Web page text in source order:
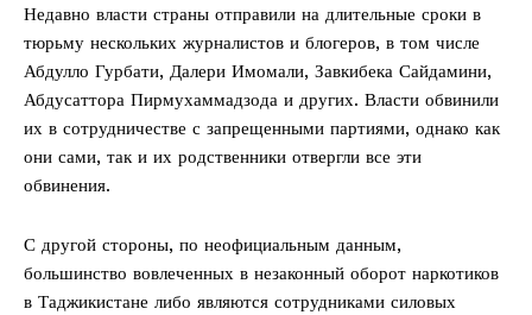
Недавно власти страны отправили на длительные сроки в
тюрьму нескольких журналистов и блогеров, в том числе
Абдулло Гурбати, Далери Имомали, Завкибека Сайдамини,
Абдусаттора Пирмухаммадзода и других. Власти обвинили
их в сотрудничестве с запрещенными партиями, однако как
они сами, так и их родственники отвергли все эти
обвинения.
С другой стороны, по неофициальным данным,
большинство вовлеченных в незаконный оборот наркотиков
в Таджикистане либо являются сотрудниками силовых